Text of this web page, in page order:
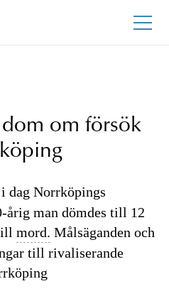
om försök
dag Norrköpings
årig man dömdes till 12
mord. Målsäganden och
till rivaliserande